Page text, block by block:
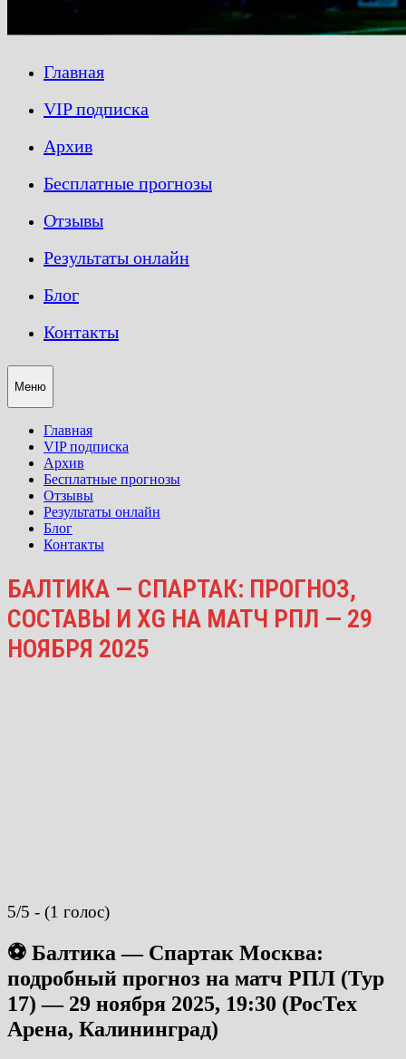
Главная
VIP подписка
Архив
Бесплатные прогнозы
Отзывы
Результаты онлайн
Блог
Контакты
Меню
Главная
VIP подписка
Архив
Бесплатные прогнозы
Отзывы
Результаты онлайн
Блог
Контакты
БАЛТИКА — СПАРТАК: ПРОГНОЗ,
СОСТАВЫ И XG НА МАТЧ РПЛ — 29
НОЯБРЯ 2025
5/5 - (1 голос)
⚽ Балтика — Спартак Москва:
подробный прогноз на матч РПЛ (Тур
17) — 29 ноября 2025, 19:30 (РосТех
Арена, Калининград)